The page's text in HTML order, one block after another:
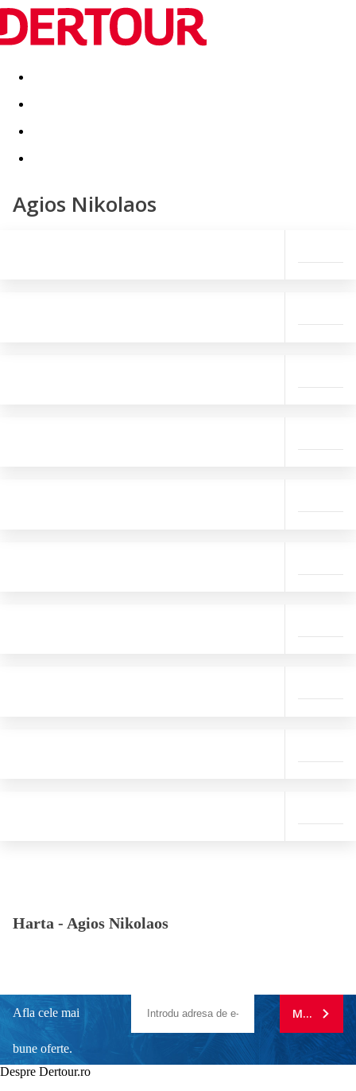
Destinatii Vacanta perfecta OFERTE DE NERATAT
Agios Nikolaos
Harta - Agios Nikolaos
Afla cele mai
bune oferte.
MA
Despre Dertour.ro